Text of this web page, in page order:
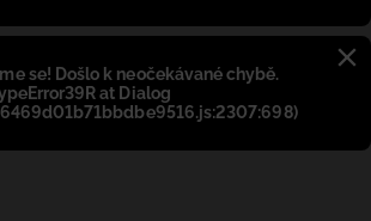
se! Došlo k neočekávané chybě.
at Dialog